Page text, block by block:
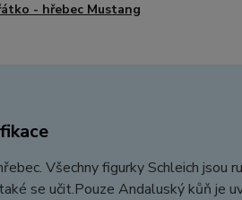
- hřebec Mustang
Všechny figurky Schleich jsou
se učit.Pouze Andaluský kůň je